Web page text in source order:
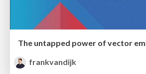
The untapped power of vector
frankvandijk